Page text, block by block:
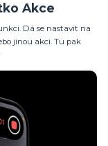
Akce
Dá se nastavit na
jinou akci. Tu pak